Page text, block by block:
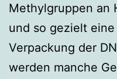
Methylgruppen an
und so gezielt
Verpackung der
werden manche